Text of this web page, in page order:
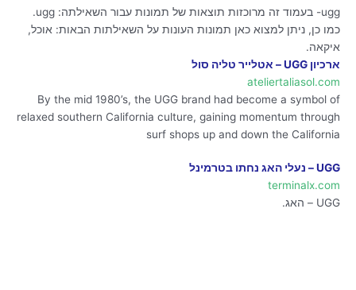
ugg- בעמוד זה מרוכזות תוצאות של תמונות עבור השאילתה: ugg.
כמו כן, ניתן למצוא כאן תמונות העונות על השאילתות הבאות: אוכל,
איקאה.
ארכיון UGG – אטלייר טליה סול
ateliertaliasol.com
By the mid 1980’s, the UGG brand had become a symbol of
relaxed southern California culture, gaining momentum through
surf shops up and down the California
UGG – נעלי האג נחתו בטרמינל
terminalx.com
UGG – האג.